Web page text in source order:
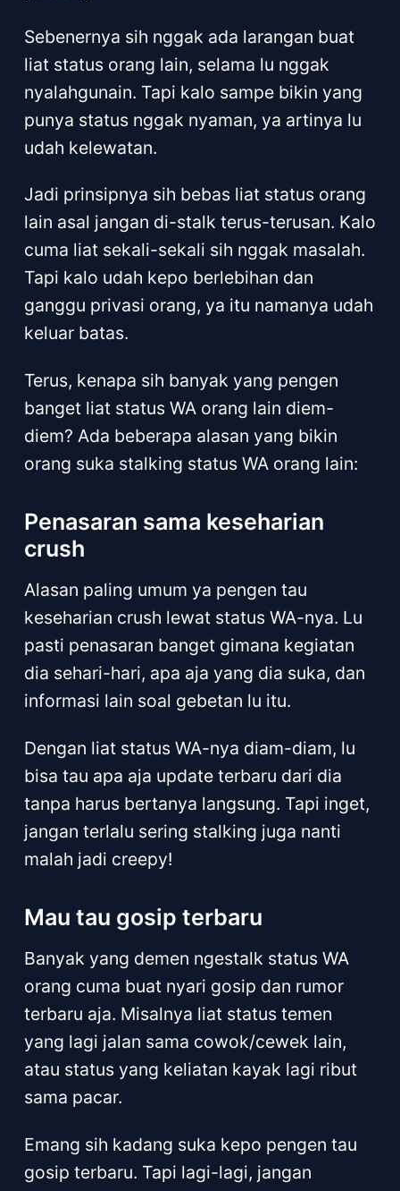
Sebenernya sih nggak ada larangan buat
liat status orang lain, selama lu nggak
nyalahgunain. Tapi kalo sampe bikin yang
punya status nggak nyaman, ya artinya lu
udah kelewatan.
Jadi prinsipnya sih bebas liat status orang
lain asal jangan di-stalk terus-terusan. Kalo
cuma liat sekali-sekali sih nggak masalah.
Tapi kalo udah kepo berlebihan dan
ganggu privasi orang, ya itu namanya udah
keluar batas.
Terus, kenapa sih banyak yang pengen
banget liat status WA orang lain diem-
diem? Ada beberapa alasan yang bikin
orang suka stalking status WA orang lain:
Penasaran sama keseharian
crush
Alasan paling umum ya pengen tau
keseharian crush lewat status WA-nya. Lu
pasti penasaran banget gimana kegiatan
dia sehari-hari, apa aja yang dia suka, dan
informasi lain soal gebetan lu itu.
Dengan liat status WA-nya diam-diam, lu
bisa tau apa aja update terbaru dari dia
tanpa harus bertanya langsung. Tapi inget,
jangan terlalu sering stalking juga nanti
malah jadi creepy!
Mau tau gosip terbaru
Banyak yang demen ngestalk status WA
orang cuma buat nyari gosip dan rumor
terbaru aja. Misalnya liat status temen
yang lagi jalan sama cowok/cewek lain,
atau status yang keliatan kayak lagi ribut
sama pacar.
Emang sih kadang suka kepo pengen tau
gosip terbaru. Tapi lagi-lagi, jangan